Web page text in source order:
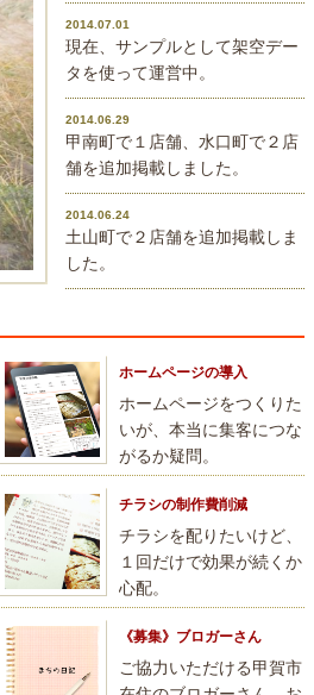
2014.07.01
現在、サンプルとして架空デー
タを使って運営中。
2014.06.29
甲南町で１店舗、水口町で２店
舗を追加掲載しました。
2014.06.24
土山町で２店舗を追加掲載しま
した。
ホームページの導入
ホームページをつくりた
いが、本当に集客につな
がるか疑問。
チラシの制作費削減
チラシを配りたいけど、
１回だけで効果が続くか
心配。
《募集》ブロガーさん
ご協力いただける甲賀市